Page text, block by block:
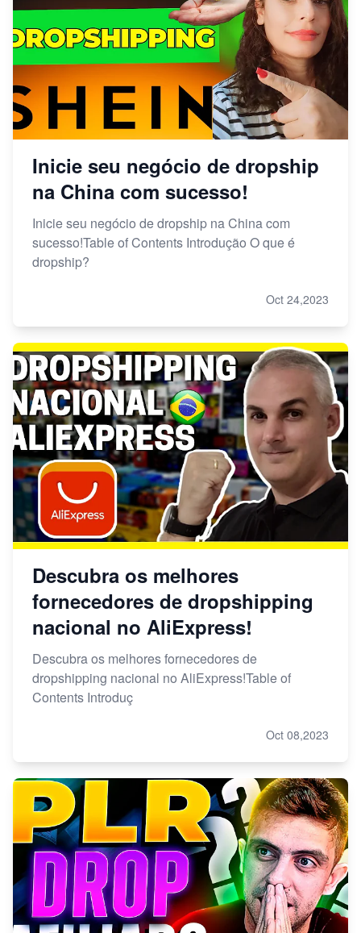
Inicie seu negócio de dropship
na China com sucesso!
Inicie seu negócio de dropship na China com
sucesso!Table of Contents Introdução O que é
dropship?
Oct 24,2023
Descubra os melhores
fornecedores de dropshipping
nacional no AliExpress!
Descubra os melhores fornecedores de
dropshipping nacional no AliExpress!Table of
Contents Introduç
Oct 08,2023